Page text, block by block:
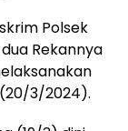
Polsek
Rekannya
3/2024).